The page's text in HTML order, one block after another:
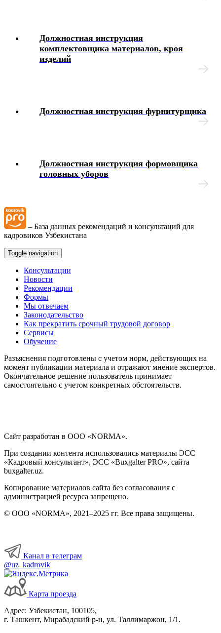
Должностная инструкция
комплектовщика материалов, кроя
изделий
Должностная инструкция фурнитурщика
Должностная инструкция формовщика
головных уборов
– База данных рекомендаций и консультаций для
кадровиков Узбекистана
Toggle navigation
Консультации
Новости
Рекомендации
Формы
Мы отвечаем
Законодательство
Как прекратить срочный трудовой договор
Сервисы
Обучение
Разъяснения подготовлены с учетом норм, действующих на
момент публикации материала и отражают мнение экспертов.
Окончательное решение пользователь принимает
самостоятельно с учетом конкретных обстоятельств.
Сайт разработан в ООО «NORMA».
При создании контента использовались материалы ЭСС
«Кадровый консультант», ЭСС «Buxgalter PRO», сайта
buxgalter.uz.
Копирование материалов сайта без согласования с
администрацией ресурса запрещено.
© ООО «NORMA», 2021–2025 гг. Все права защищены.
Канал в телеграм
@uz_kadrovik
Карта проезда
Адрес: Узбекистан, 100105,
г. Ташкент, Мирабадский р-н, ул. Таллимаржон, 1/1.